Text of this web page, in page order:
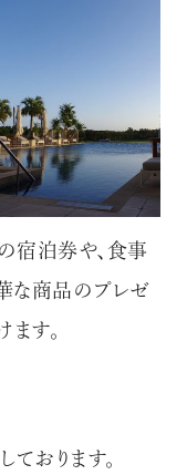
宿泊券や、食事
な商品のプレゼ
す。
おります。